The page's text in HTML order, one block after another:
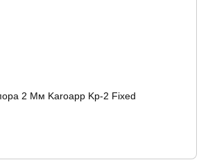
2 Мм Karoapp Kp-2 Fixed